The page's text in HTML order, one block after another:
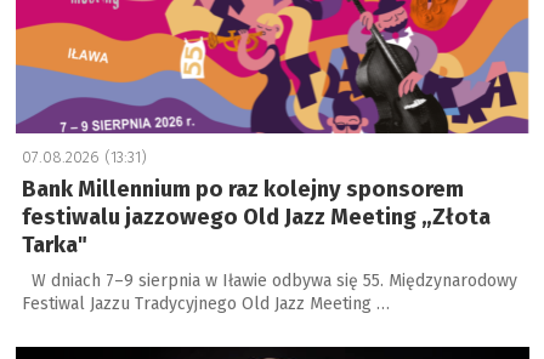
07.08.2026 (13:31)
Bank Millennium po raz kolejny sponsorem
festiwalu jazzowego Old Jazz Meeting „Złota
Tarka"
W dniach 7–9 sierpnia w Iławie odbywa się 55. Międzynarodowy
Festiwal Jazzu Tradycyjnego Old Jazz Meeting …
a